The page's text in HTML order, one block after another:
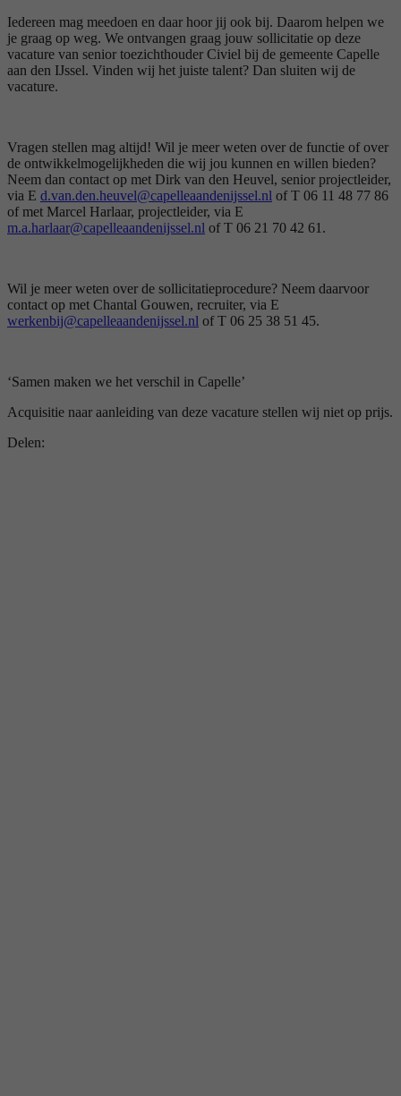
Iedereen mag meedoen en daar hoor jij ook bij. Daarom helpen we
je graag op weg. We ontvangen graag jouw sollicitatie op deze
vacature van senior toezichthouder Civiel bij de gemeente Capelle
aan den IJssel. Vinden wij het juiste talent? Dan sluiten wij de
vacature.
Vragen stellen mag altijd! Wil je meer weten over de functie of over
de ontwikkelmogelijkheden die wij jou kunnen en willen bieden?
Neem dan contact op met Dirk van den Heuvel, senior projectleider,
via E d.van.den.heuvel@capelleaandenijssel.nl of T 06 11 48 77 86
of met Marcel Harlaar, projectleider, via E
m.a.harlaar@capelleaandenijssel.nl of T 06 21 70 42 61.
Wil je meer weten over de sollicitatieprocedure? Neem daarvoor
contact op met Chantal Gouwen, recruiter, via E
werkenbij@capelleaandenijssel.nl of T 06 25 38 51 45.
‘Samen maken we het verschil in Capelle’
Acquisitie naar aanleiding van deze vacature stellen wij niet op prijs.
Delen: